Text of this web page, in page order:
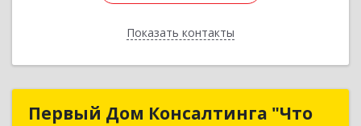
Показать контакты
Назад
Первый Дом Консалтинга "Что
Первый Дом Консалтинга "Что